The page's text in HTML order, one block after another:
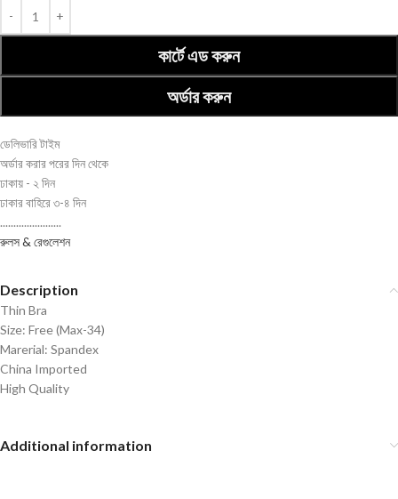
কার্টে এড করুন
অর্ডার করুন
ডেলিভারি টাইম
অর্ডার করার পরের দিন থেকে
ঢাকায় - ২ দিন
ঢাকার বাহিরে ৩-৪ দিন
.......................
রুলস & রেগুলেশন
Description
Thin Bra
Size: Free (Max-34)
Marerial: Spandex
China Imported
High Quality
Additional information